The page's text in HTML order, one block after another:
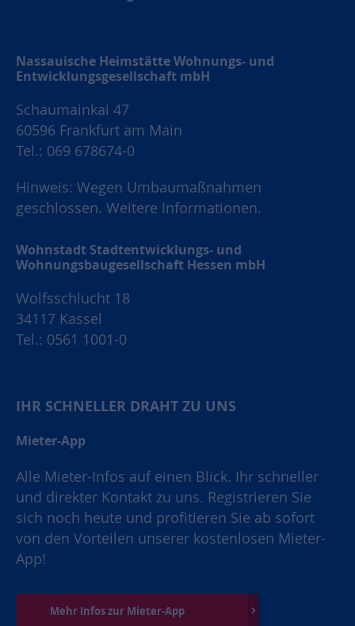
Nassauische Heimstätte Wohnungs- und
Entwicklungsgesellschaft mbH
Schaumainkai 47
60596 Frankfurt am Main
Tel.: 069 678674-0
Hinweis: Wegen Umbaumaßnahmen
geschlossen. Weitere Informationen.
Wohnstadt Stadtentwicklungs- und
Wohnungsbaugesellschaft Hessen mbH
Wolfsschlucht 18
34117 Kassel
Tel.: 0561 1001-0
IHR SCHNELLER DRAHT ZU UNS
Mieter-App
Alle Mieter-Infos auf einen Blick. Ihr schneller
und direkter Kontakt zu uns. Registrieren Sie
sich noch heute und profitieren Sie ab sofort
von den Vorteilen unserer kostenlosen Mieter-
App!
Mehr Infos zur Mieter-App